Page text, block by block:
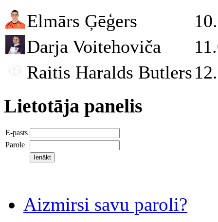
Elmārs Ģēģers
Darja Voitehoviča
Raitis Haralds Butlers
Lietotāja panelis
E-pasts
Parole
Aizmirsi savu paroli?